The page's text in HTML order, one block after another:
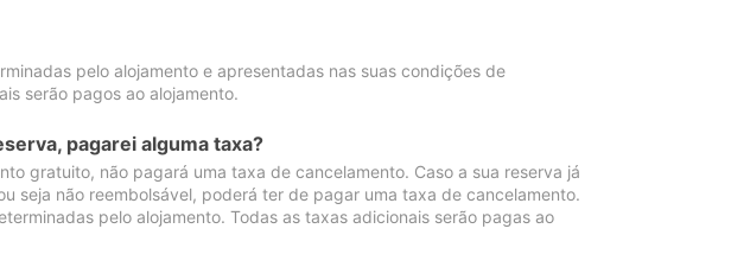
pelo alojamento e apresentadas nas suas condições de
serão pagos ao alojamento.
pagarei alguma taxa?
gratuito, não pagará uma taxa de cancelamento. Caso a sua reserva já
seja não reembolsável, poderá ter de pagar uma taxa de cancelamento.
pelo alojamento. Todas as taxas adicionais serão pagas ao